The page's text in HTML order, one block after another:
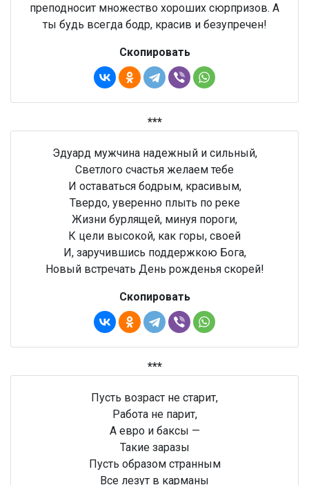
преподносит множество хороших сюрпризов. А
ты будь всегда бодр, красив и безупречен!
Скопировать
***
Эдуард мужчина надежный и сильный,
Светлого счастья желаем тебе
И оставаться бодрым, красивым,
Твердо, уверенно плыть по реке
Жизни бурлящей, минуя пороги,
К цели высокой, как горы, своей
И, заручившись поддержкою Бога,
Новый встречать День рожденья скорей!
Скопировать
***
Пусть возраст не старит,
Работа не парит,
А евро и баксы —
Такие заразы
Пусть образом странным
Все лезут в карманы